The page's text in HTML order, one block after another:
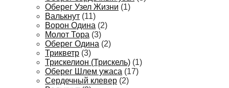
Оберег Узел Жизни (1)
Валькнут (11)
Ворон Одина (2)
Молот Тора (3)
Оберег Одина (2)
Трикветр (3)
Трискелион (Трискель) (1)
Оберег Шлем ужаса (17)
Сердечный клевер (2)